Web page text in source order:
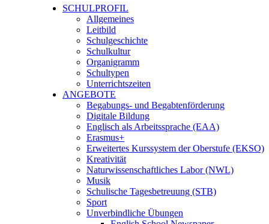
SCHULPROFIL
Allgemeines
Leitbild
Schulgeschichte
Schulkultur
Organigramm
Schultypen
Unterrichtszeiten
ANGEBOTE
Begabungs- und Begabtenförderung
Digitale Bildung
Englisch als Arbeitssprache (EAA)
Erasmus+
Erweitertes Kurssystem der Oberstufe (EKSO)
Kreativität
Naturwissenschaftliches Labor (NWL)
Musik
Schulische Tagesbetreuung (STB)
Sport
Unverbindliche Übungen